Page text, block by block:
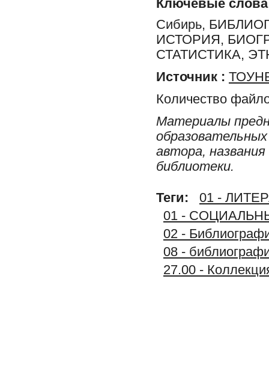
Ключевые слова
Сибирь,
ИСТОРИЯ,
СТАТИСТИКА,
Источник :
Количество
Материалы
автора,
библиотеки.
Теги:
01 -
01 -
02 -
08 -
27.00 -